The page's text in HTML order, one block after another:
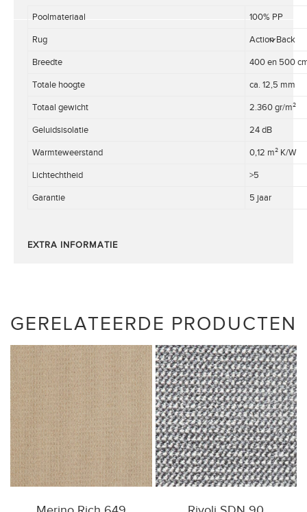
Poolmateriaal 100% PP
Rug Action Back
Breedte 400 en 500
Totale hoogte ca. 12,5 mm
Totaal gewicht 2.360 gr/m²
Geluidsisolatie 24 dB
Warmteweerstand 0,12 m² K/W
Lichtechtheid >5
Garantie 5 jaar
EXTRA INFORMATIE
GERELATEERDE PRODUCTEN